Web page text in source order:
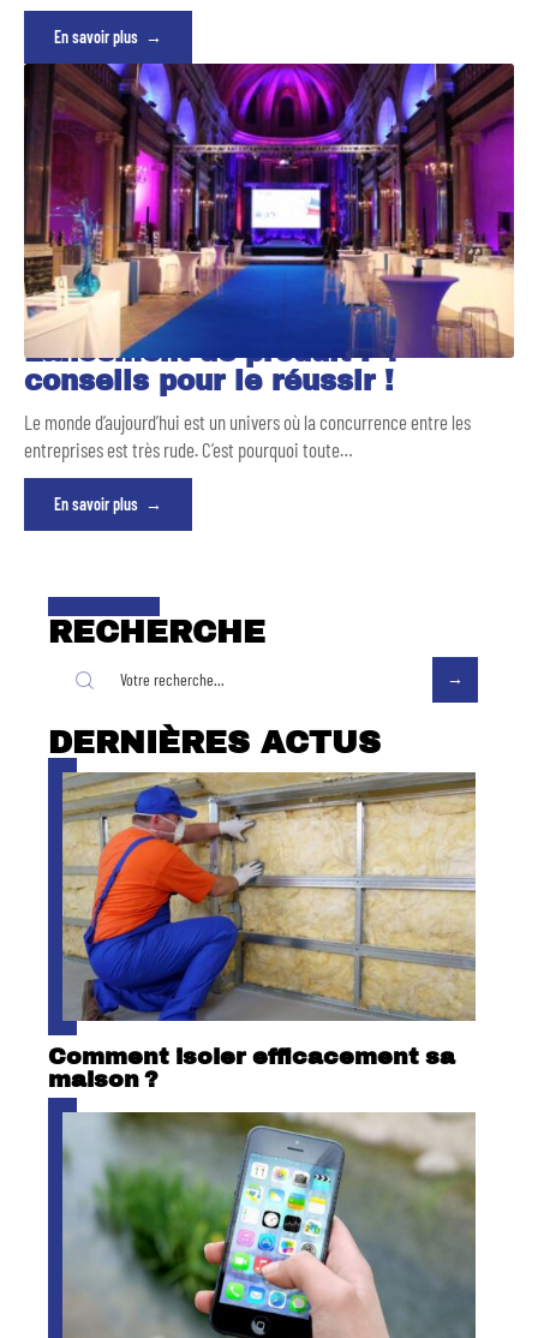
En savoir plus
Lancement de produit : 4
conseils pour le réussir !
Le monde d’aujourd’hui est un univers où la concurrence entre les
entreprises est très rude. C’est pourquoi toute…
En savoir plus
RECHERCHE
DERNIÈRES ACTUS
Comment isoler efficacement sa
maison ?